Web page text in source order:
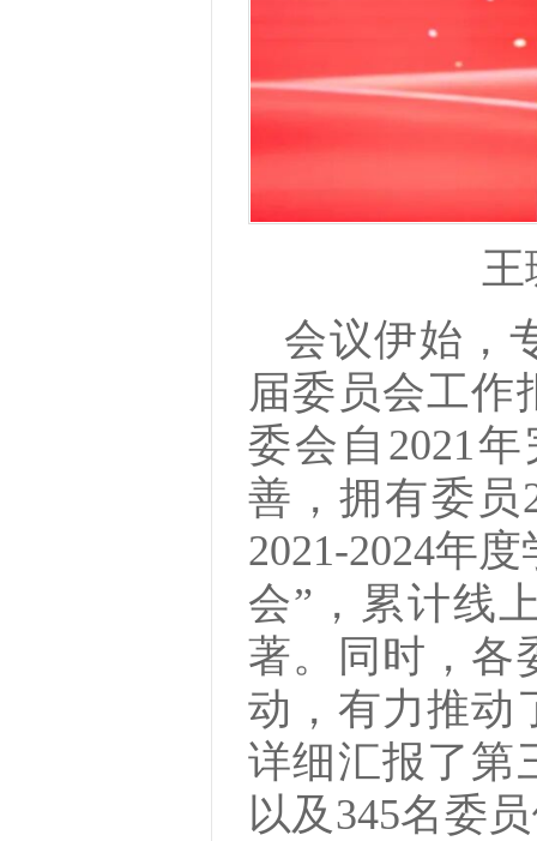
王
会议伊始，
届委员会工作
委会自2021
善，拥有委员
2021-2024年
会”，累计线
著。同时，各
动，有力推动
详细汇报了第
以及345名委